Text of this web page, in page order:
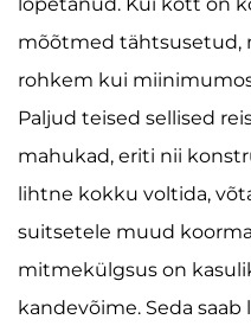
mõõtmed tähtsusetud,
rohkem kui
Paljud teised sellised
mahukad, eriti nii
lihtne kokku voltida,
suitsetele muud
mitmekülgsus on
kandevõime. Seda